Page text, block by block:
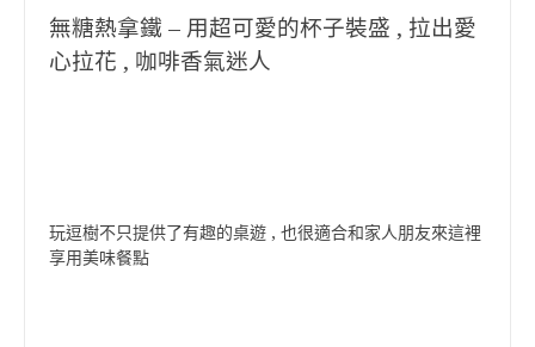
無糖熱拿鐵 – 用超可愛的杯子裝盛 , 拉出愛
心拉花 , 咖啡香氣迷人
玩逗樹不只提供了有趣的桌遊 , 也很適合和家人朋友來這裡
享用美味餐點